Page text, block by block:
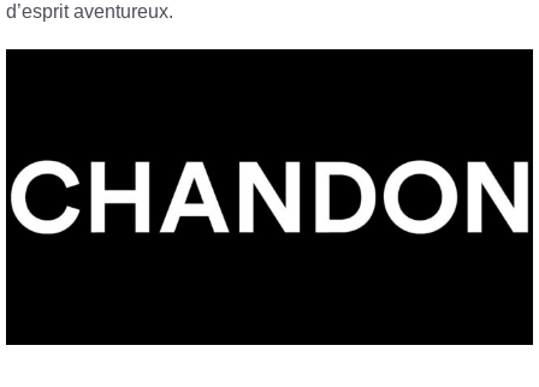
d’esprit aventureux.